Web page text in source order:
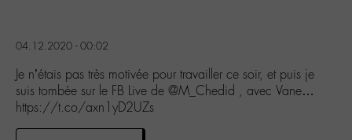
04.12.2020 - 00:02
Je n’étais pas très motivée pour travailler ce soir, et puis je
suis tombée sur le FB Live de @M_Chedid , avec Vane…
https://t.co/axn1yD2UZs